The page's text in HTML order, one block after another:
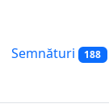
Semnături 188